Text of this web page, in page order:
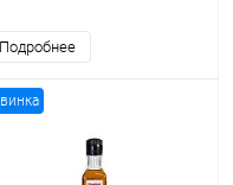
Подробнее